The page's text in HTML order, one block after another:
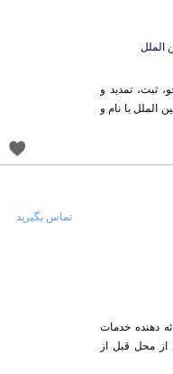
الملل
ثبت، تمدید و
الملل با نام و
دهنده خدمات
از محل قبل از
تماس بگیرید